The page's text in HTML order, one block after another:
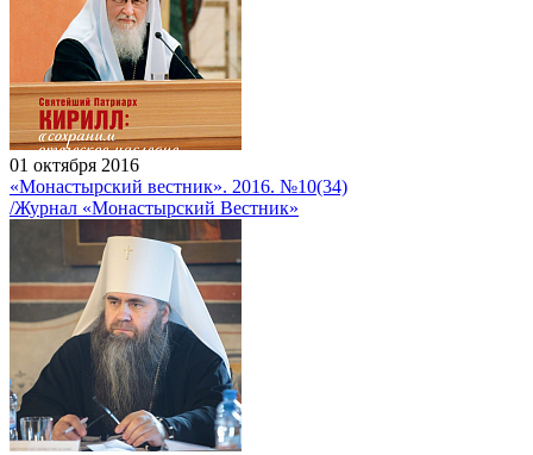
01 октября 2016
«Монастырский вестник». 2016. №10(34)
/Журнал «Монастырский Вестник»